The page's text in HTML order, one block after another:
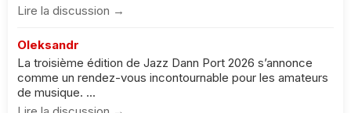
Lire la discussion →
Oleksandr
La troisième édition de Jazz Dann Port 2026 s’annonce
comme un rendez-vous incontournable pour les amateurs
de musique. ...